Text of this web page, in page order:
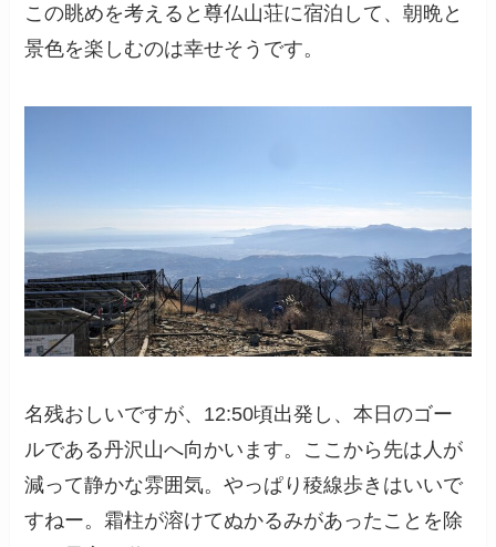
この眺めを考えると尊仏山荘に宿泊して、朝晩と
景色を楽しむのは幸せそうです。
名残おしいですが、12:50頃出発し、本日のゴー
ルである丹沢山へ向かいます。ここから先は人が
減って静かな雰囲気。やっぱり稜線歩きはいいで
すねー。霜柱が溶けてぬかるみがあったことを除